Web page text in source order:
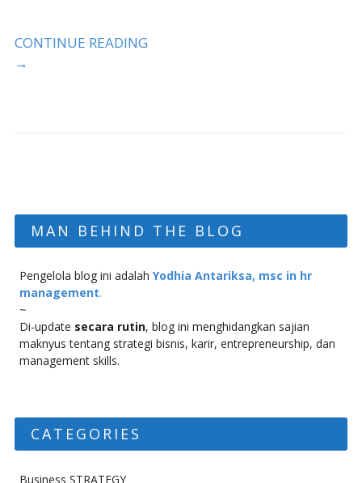
CONTINUE READING
→
MAN BEHIND THE BLOG
Pengelola blog ini adalah Yodhia Antariksa, msc in hr
management.
~
Di-update secara rutin, blog ini menghidangkan sajian
maknyus tentang strategi bisnis, karir, entrepreneurship, dan
management skills.
CATEGORIES
Business STRATEGY